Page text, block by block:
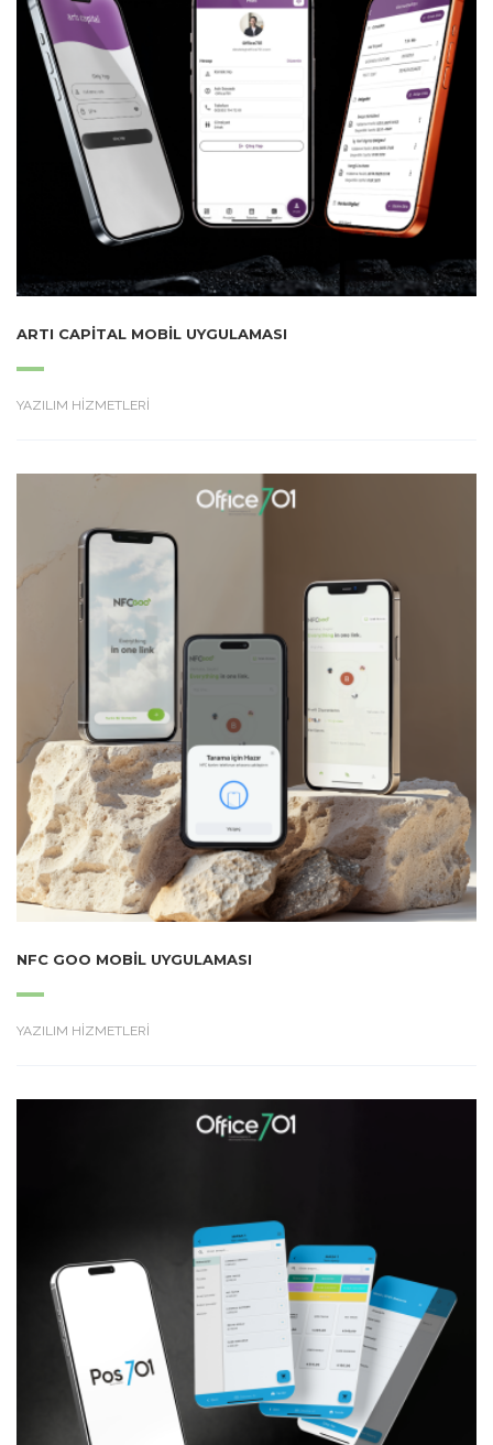
ARTI CAPITAL MOBIL UYGULAMASI
YAZILIM HİZMETLERİ
NFC GOO MOBIL UYGULAMASI
YAZILIM HİZMETLERİ